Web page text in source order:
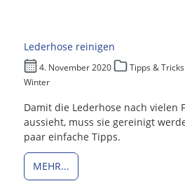
Lederhose reinigen
4. November 2020
Tipps &
Winter
Damit die Lederhose nach vielen
aussieht, muss sie gereinigt
paar einfache Tipps.
MEHR...